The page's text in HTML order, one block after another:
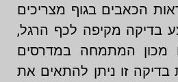
הכאבים בגוף מצריכים
בדיקה מקיפה לכף הרגל,
מכון המתמחה במדרסים
בדיקה זו ניתן להתאים את